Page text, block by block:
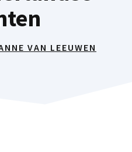
VAN LEEUWEN